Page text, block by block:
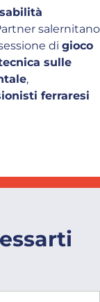
salernitano
di gioco
sulle
,
ferraresi